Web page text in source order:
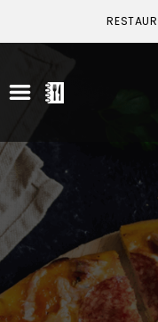
ACCUEIL
LA CARTE
VOTRE COMPTE